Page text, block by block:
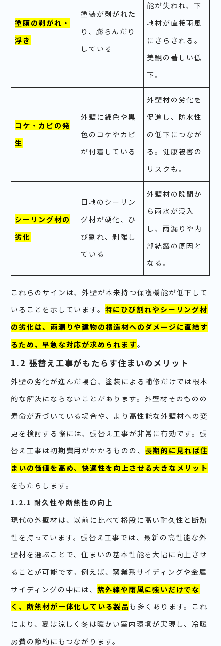
塗膜の剥がれ・
浮き
塗装が剥がれた
り、膨らんだり
している
能が失われ、下
地材が直接雨風
にさらされる。
美観の著しい低
下。
コケ・カビの発
生
外壁に緑色や黒
色のコケやカビ
が付着している
外壁材の劣化を
促進し、防水性
の低下につなが
る。健康被害の
リスクも。
シーリング材の
劣化
目地のシーリン
グ材が硬化、ひ
び割れ、剥離し
ている
外壁材の隙間か
ら雨水が浸入
し、雨漏りや内
部結露の原因と
なる。
これらのサインは、外壁が本来持つ保護機能が低下して
いることを示しています。特にひび割れやシーリング材
の劣化は、雨漏りや建物の構造材へのダメージに直結す
るため、早急な対応が求められます。
1.2 張替え工事がもたらす住まいのメリット
外壁の劣化が進んだ場合、塗装による補修だけでは根本
的な解決にならないことがあります。外壁材そのものの
寿命が近づいている場合や、より高性能な外壁材への変
更を検討する際には、張替え工事が非常に有効です。張
替え工事は初期費用がかかるものの、長期的に見れば住
まいの価値を高め、快適性を向上させる大きなメリット
をもたらします。
1.2.1 耐久性や断熱性の向上
現代の外壁材は、以前に比べて格段に高い耐久性と断熱
性を持っています。張替え工事では、最新の高性能な外
壁材を選ぶことで、住まいの基本性能を大幅に向上させ
ることが可能です。例えば、窯業系サイディングや金属
サイディングの中には、紫外線や雨風に強いだけでな
く、断熱材が一体化している製品も多くあります。これ
により、夏は涼しく冬は暖かい室内環境が実現し、冷暖
房費の節約にもつながります。